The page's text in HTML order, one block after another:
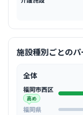
施設種別ごとの
全体
福岡市西区
高め
福岡県